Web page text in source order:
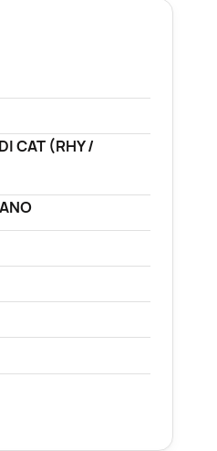
CAT (RHY /